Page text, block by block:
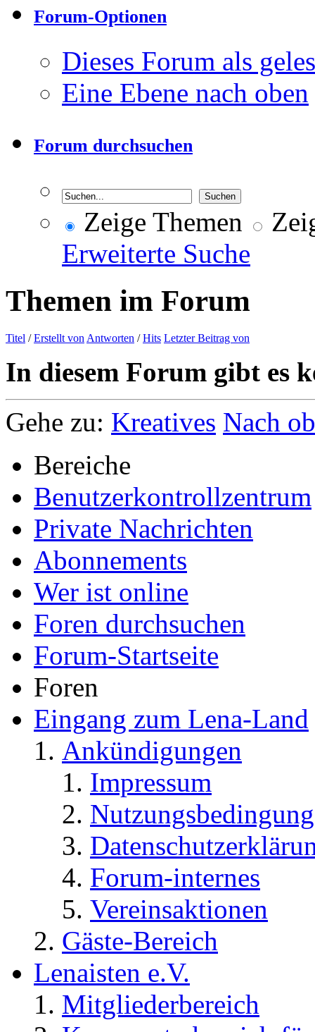
Forum-Optionen
Dieses Forum als
Eine Ebene nach oben
Forum durchsuchen
Zeige Themen
Erweiterte Suche
Themen im Forum
Titel /Erstellt von Antworten /Hits Letzter Beitrag von
In diesem Forum gibt es
Gehe zu: Kreatives Nach
Bereiche
Benutzerkontrollzentrum
Private Nachrichten
Abonnements
Wer ist online
Foren durchsuchen
Forum-Startseite
Foren
Eingang zum Lena-Land
Ankündigungen
Impressum
Forum-internes
Vereinsaktionen
Gäste-Bereich
Lenaisten e.V.
Mitgliederbereich